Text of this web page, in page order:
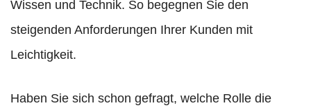
Wissen und Technik. So begegnen Sie den
steigenden Anforderungen Ihrer Kunden mit
Leichtigkeit.
Haben Sie sich schon gefragt, welche Rolle die